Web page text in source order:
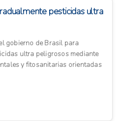
pesticidas ultra
gobierno de Brasil para
ultra peligrosos mediante
y fitosanitarias orientadas